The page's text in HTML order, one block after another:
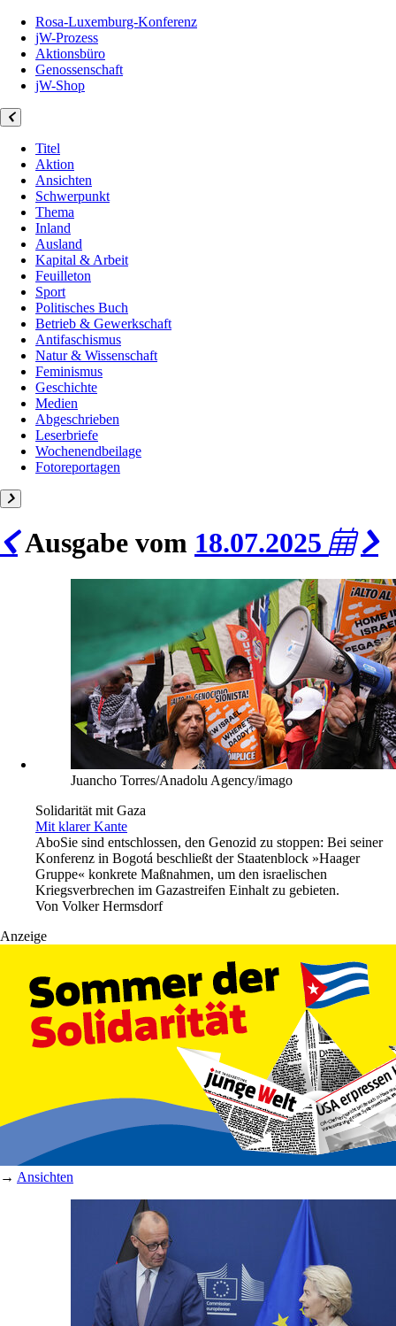
Rosa-Luxemburg-Konferenz
jW-Prozess
Aktionsbüro
Genossenschaft
jW-Shop
Titel
Aktion
Ansichten
Schwerpunkt
Thema
Inland
Ausland
Kapital & Arbeit
Feuilleton
Sport
Politisches Buch
Betrieb & Gewerkschaft
Antifaschismus
Natur & Wissenschaft
Feminismus
Geschichte
Medien
Abgeschrieben
Leserbriefe
Wochenendbeilage
Fotoreportagen
Ausgabe vom 18.07.2025
Juancho Torres/Anadolu Agency/imago
Solidarität mit Gaza
Mit klarer Kante
AboSie sind entschlossen, den Genozid zu stoppen: Bei seiner
Konferenz in Bogotá beschließt der Staatenblock »Haager
Gruppe« konkrete Maßnahmen, um den israelischen
Kriegsverbrechen im Gazastreifen Einhalt zu gebieten.
Von Volker Hermsdorf
Anzeige
→ Ansichten